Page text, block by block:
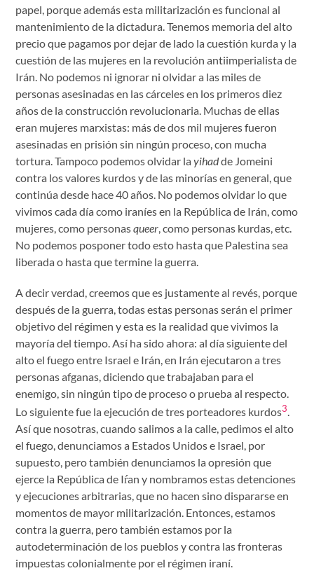
papel, porque además esta militarización es funcional al
mantenimiento de la dictadura. Tenemos memoria del alto
precio que pagamos por dejar de lado la cuestión kurda y la
cuestión de las mujeres en la revolución antiimperialista de
Irán. No podemos ni ignorar ni olvidar a las miles de
personas asesinadas en las cárceles en los primeros diez
años de la construcción revolucionaria. Muchas de ellas
eran mujeres marxistas: más de dos mil mujeres fueron
asesinadas en prisión sin ningún proceso, con mucha
tortura. Tampoco podemos olvidar layihadde Jomeini
contra los valores kurdos y de las minorías en general, que
continúa desde hace 40 años. No podemos olvidar lo que
vivimos cada día como iraníes en la República de Irán, como
mujeres, como personasqueer , como personas kurdas, etc.
No podemos posponer todo esto hasta que Palestina sea
liberada o hasta que termine la guerra.
A decir verdad, creemos que es justamente al revés, porque
después de la guerra, todas estas personas serán el primer
objetivo del régimen y esta es la realidad que vivimos la
mayoría del tiempo. Así ha sido ahora: al día siguiente del
alto el fuego entre Israel e Irán, en Irán ejecutaron a tres
personas afganas, diciendo que trabajaban para el
enemigo, sin ningún tipo de proceso o prueba al respecto.
Lo siguiente fue la ejecución de tres porteadores kurdos3.
Así que nosotras, cuando salimos a la calle, pedimos el alto
el fuego, denunciamos a Estados Unidos e Israel, por
supuesto, pero también denunciamos la opresión que
ejerce la República de Iŕan y nombramos estas detenciones
y ejecuciones arbitrarias, que no hacen sino dispararse en
momentos de mayor militarización. Entonces, estamos
contra la guerra, pero también estamos por la
autodeterminación de los pueblos y contra las fronteras
impuestas colonialmente por el régimen iraní.